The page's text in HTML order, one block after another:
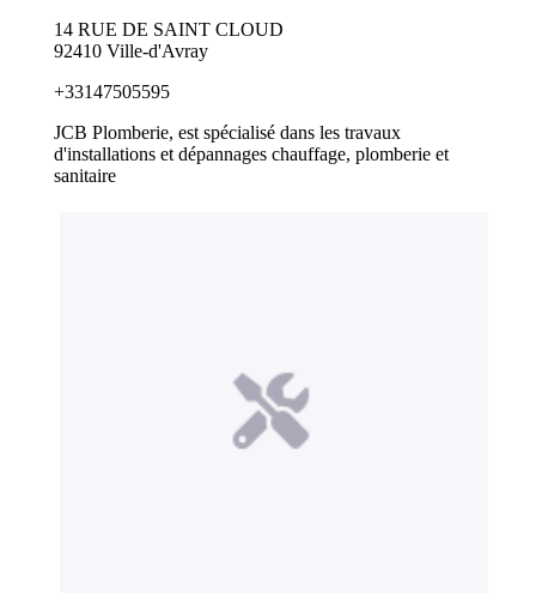
14 RUE DE SAINT CLOUD
92410 Ville-d'Avray
+33147505595
JCB Plomberie, est spécialisé dans les travaux
d'installations et dépannages chauffage, plomberie et
sanitaire